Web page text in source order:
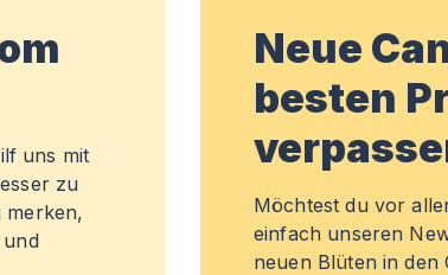
uns mit
zu
merken,
Neue
besten
Möchtest du vor
einfach unseren
neuen Blüten in den